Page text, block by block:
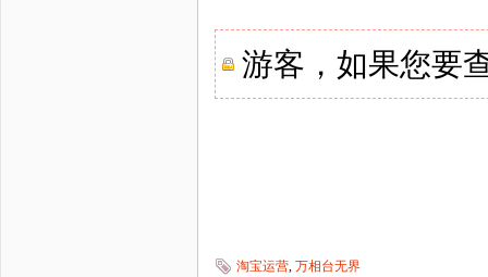
游客，如果您要
淘宝运营 万相台无界